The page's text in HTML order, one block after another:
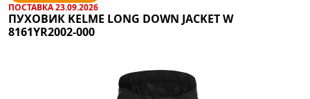
ПОСТАВКА 23.09.2026
ПУХОВИК KELME LONG DOWN JACKET W
8161YR2002-000